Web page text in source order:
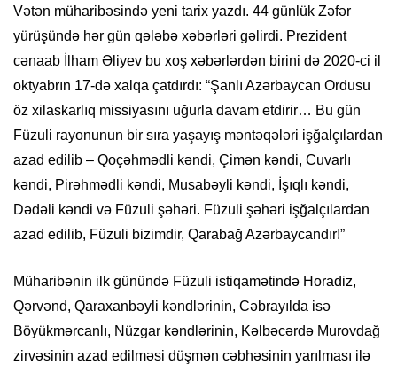
Vətən müharibəsində yeni tarix yazdı. 44 günlük Zəfər
yürüşündə hər gün qələbə xəbərləri gəlirdi. Prezident
cənaab İlham Əliyev bu xoş xəbərlərdən birini də 2020-ci il
oktyabrın 17-də xalqa çatdırdı: “Şanlı Azərbaycan Ordusu
öz xilaskarlıq missiyasını uğurla davam etdirir… Bu gün
Füzuli rayonunun bir sıra yaşayış məntəqələri işğalçılardan
azad edilib – Qoçəhmədli kəndi, Çimən kəndi, Cuvarlı
kəndi, Pirəhmədli kəndi, Musabəyli kəndi, İşıqlı kəndi,
Dədəli kəndi və Füzuli şəhəri. Füzuli şəhəri işğalçılardan
azad edilib, Füzuli bizimdir, Qarabağ Azərbaycandır!”
Müharibənin ilk günündə Füzuli istiqamətində Horadiz,
Qərvənd, Qaraxanbəyli kəndlərinin, Cəbrayılda isə
Böyükmərcanlı, Nüzgar kəndlərinin, Kəlbəcərdə Murovdağ
zirvəsinin azad edilməsi düşmən cəbhəsinin yarılması ilə